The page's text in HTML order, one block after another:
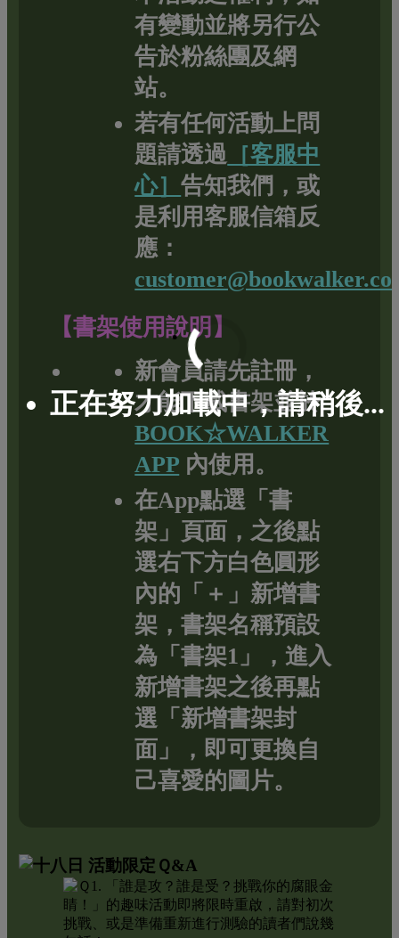
正在努力加載中，請稍後...
有變動並將另行公
告於粉絲團及網
站。
若有任何活動上問
題請透過 ［客服中
心］告知我們，或
是利用客服信箱反
應：
【書架使用說明】
新會員請先註冊，
才能下載書架並於
BOOK☆WALKER
APP 內使用。
在App點選「書
架」頁面，之後點
選右下方白色圓形
內的「＋」新增書
架，書架名稱預設
為「書架1」，進入
新增書架之後再點
選「新增書架封
面」，即可更換自
己喜愛的圖片。